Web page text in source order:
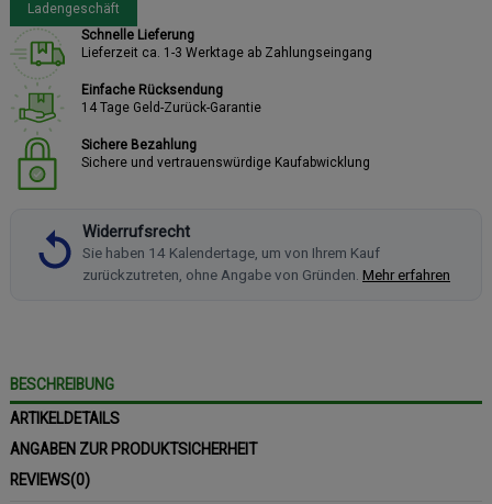
Ladengeschäft
Schnelle Lieferung
Lieferzeit ca. 1-3 Werktage ab Zahlungseingang
Einfache Rücksendung
14 Tage Geld-Zurück-Garantie
Sichere Bezahlung
Sichere und vertrauenswürdige Kaufabwicklung
Widerrufsrecht
Sie haben 14 Kalendertage, um von Ihrem Kauf
zurückzutreten, ohne Angabe von Gründen. Mehr erfahren
BESCHREIBUNG
ARTIKELDETAILS
ANGABEN ZUR PRODUKTSICHERHEIT
REVIEWS(0)